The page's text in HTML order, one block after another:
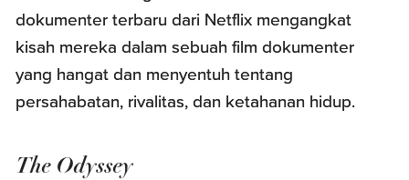
dokumenter terbaru dari Netflix mengangkat
kisah mereka dalam sebuah film dokumenter
yang hangat dan menyentuh tentang
persahabatan, rivalitas, dan ketahanan hidup.
The Odyssey